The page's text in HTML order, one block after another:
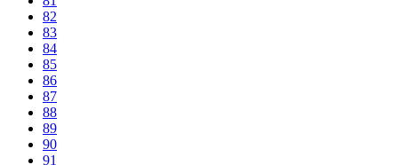
82
83
84
85
86
87
88
89
90
91